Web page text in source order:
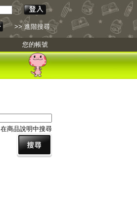
>> 進階搜尋
您的帳號
在商品說明中搜尋